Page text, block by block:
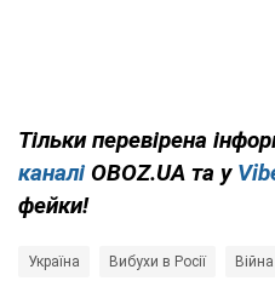
Тільки перевірена
каналі OBOZ.UA та у
фейки!
Україна Вибухи в Росії Війна